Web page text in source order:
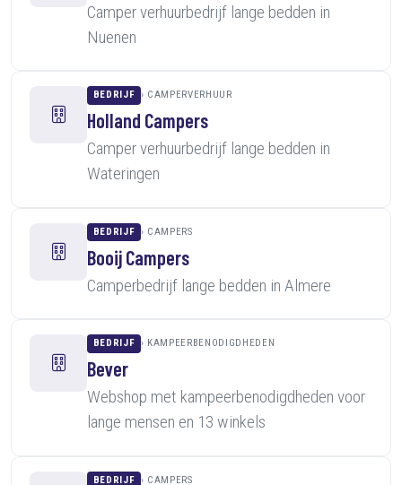
Camper verhuurbedrijf lange bedden in
Nuenen
BEDRIJF CAMPERVERHUUR
Holland Campers
Camper verhuurbedrijf lange bedden in
Wateringen
BEDRIJF CAMPERS
Booij Campers
Camperbedrijf lange bedden in Almere
BEDRIJF KAMPEERBENODIGDHEDEN
Bever
Webshop met kampeerbenodigdheden voor
lange mensen en 13 winkels
BEDRIJF CAMPERS